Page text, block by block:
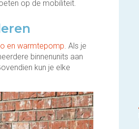
op de mobiliteit.
en warmtepomp. Als je
binnenunits aan
kun je elke